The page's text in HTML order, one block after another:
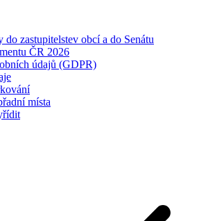
do zastupitelstev obcí a do Senátu
ČR 2026
údajů (GDPR)
místa